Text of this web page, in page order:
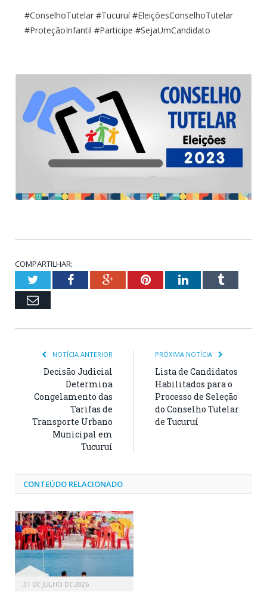
#ConselhoTutelar #Tucuruí #EleiçõesConselhoTutelar
#ProteçãoInfantil #Participe #SejaUmCandidato
COMPARTILHAR:
TwitterFacebookGoogle+PinterestLinkedInTumblr
Email
NOTÍCIA ANTERIOR
Decisão Judicial
Determina
Congelamento das
Tarifas de
Transporte Urbano
Municipal em
Tucuruí
PRÓXIMA NOTÍCIA
Lista de Candidatos
Habilitados para o
Processo de Seleção
do Conselho Tutelar
de Tucuruí
CONTEÚDO RELACIONADO
31 DE JULHO DE 2026